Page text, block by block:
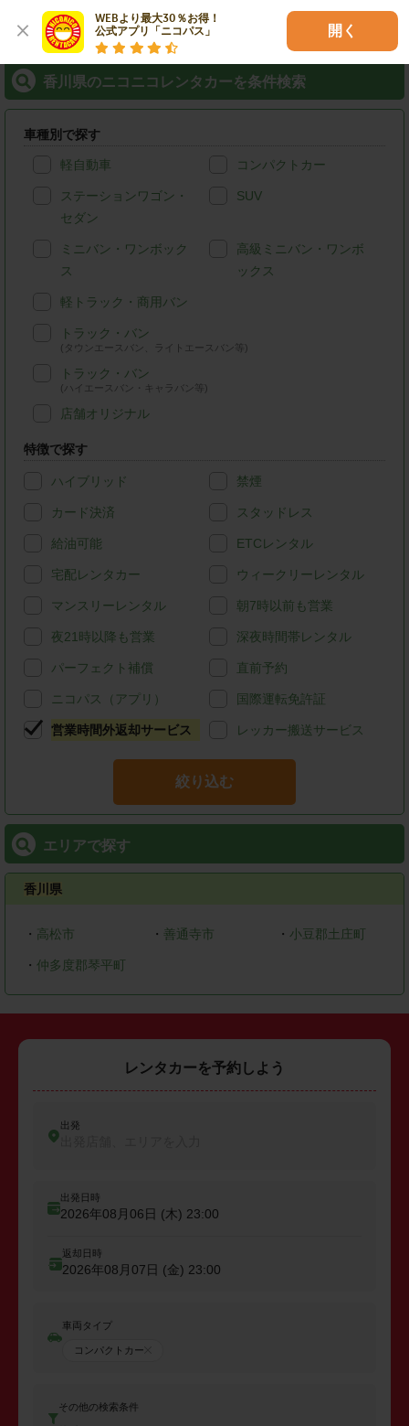
WEBより最大30％お得！
公式アプリ「ニコパス」
開く
香川県のニコニコレンタカーを条件検索
車種別で探す
軽自動車 コンパクトカー
ステーションワゴン・
セダン
SUV
ミニバン・ワンボック
ス
高級ミニバン・ワンボ
ックス
軽トラック・商用バン
トラック・バン
(タウンエースバン、ライトエースバン等)
トラック・バン
(ハイエースバン・キャラバン等)
店舗オリジナル
特徴で探す
ハイブリッド 禁煙
カード決済 スタッドレス
給油可能 ETCレンタル
宅配レンタカー ウィークリーレンタル
マンスリーレンタル 朝7時以前も営業
夜21時以降も営業 深夜時間帯レンタル
パーフェクト補償 直前予約
ニコパス（アプリ） 国際運転免許証
営業時間外返却サービス レッカー搬送サービス
絞り込む
エリアで探す
香川県
・ 高松市 ・ 善通寺市 ・ 小豆郡土庄町
・ 仲多度郡琴平町
レンタカーを予約しよう
出発
出発日時
2026年08月06日 (木) 23:00
返却日時
2026年08月07日 (金) 23:00
車両タイプ
コンパクトカー
その他の検索条件